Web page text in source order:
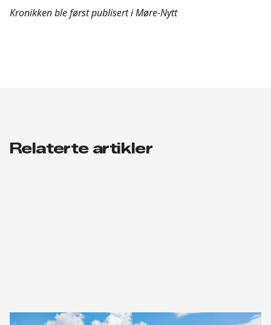
Kronikken ble først publisert i Møre-Nytt
Relaterte artikler